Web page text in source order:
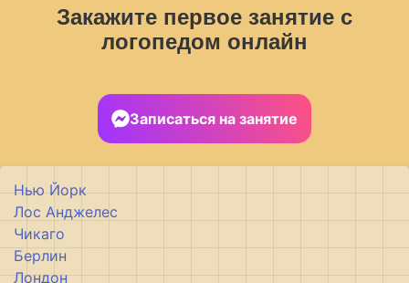
Закажите первое занятие с
логопедом онлайн
Записаться на занятие
Нью Йорк
Лос Анджелес
Чикаго
Берлин
Лондон